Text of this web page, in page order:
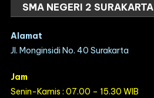
SMA NEGERI 2 SURAKARTA
Alamat
Jl. Monginsidi No. 40 Surakarta
Jam
Senin-Kamis : 07.00 – 15.30 WIB